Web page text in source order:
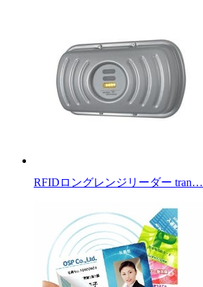
RFIDロングレンジリーダー tran…